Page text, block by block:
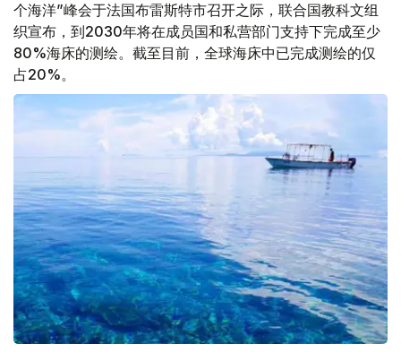
个海洋”峰会于法国布雷斯特市召开之际，联合国教科文组
织宣布，到2030年将在成员国和私营部门支持下完成至少
80%海床的测绘。截至目前，全球海床中已完成测绘的仅
占20%。